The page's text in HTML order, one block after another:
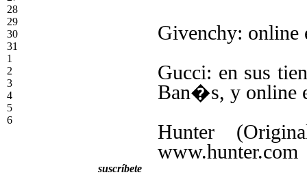
28
29
30
31
1
2
3
4
5
6
suscríbete
Givenchy: online
Gucci: en sus
Ban�s, y online
Hunter
www.hunter.com